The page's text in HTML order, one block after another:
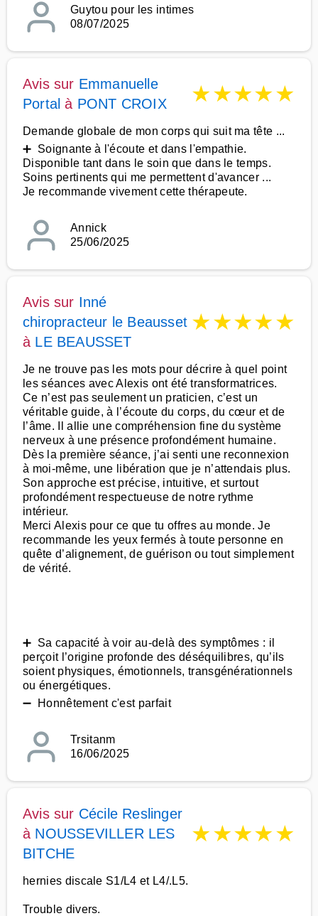
Guytou pour les intimes
08/07/2025
Avis sur Emmanuelle
Portal à PONT CROIX ★★★★★
Demande globale de mon corps qui suit ma tête ...
➕ Soignante à l'écoute et dans l'empathie.
Disponible tant dans le soin que dans le temps.
Soins pertinents qui me permettent d'avancer ...
Je recommande vivement cette thérapeute.
Annick
25/06/2025
Avis sur Inné
chiropracteur le Beausset
à LE BEAUSSET
★★★★★
Je ne trouve pas les mots pour décrire à quel point
les séances avec Alexis ont été transformatrices.
Ce n’est pas seulement un praticien, c’est un
véritable guide, à l’écoute du corps, du cœur et de
l’âme. Il allie une compréhension fine du système
nerveux à une présence profondément humaine.
Dès la première séance, j’ai senti une reconnexion
à moi-même, une libération que je n’attendais plus.
Son approche est précise, intuitive, et surtout
profondément respectueuse de notre rythme
intérieur.
Merci Alexis pour ce que tu offres au monde. Je
recommande les yeux fermés à toute personne en
quête d’alignement, de guérison ou tout simplement
de vérité.
➕ Sa capacité à voir au-delà des symptômes : il
perçoit l’origine profonde des déséquilibres, qu’ils
soient physiques, émotionnels, transgénérationnels
ou énergétiques.
➖ Honnêtement c'est parfait
Trsitanm
16/06/2025
Avis sur Cécile Reslinger
à NOUSSEVILLER LES
BITCHE
★★★★★
hernies discale S1/L4 et L4/.L5.
Trouble divers.